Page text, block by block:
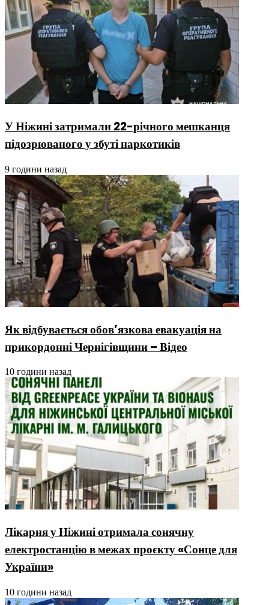
У Ніжині затримали 22-річного мешканця
підозрюваного у збуті наркотиків
9 години назад
Як відбувається обов’язкова евакуація на
прикордонні Чернігівщини – Відео
10 години назад
Лікарня у Ніжині отримала сонячну
електростанцію в межах проєкту «Сонце для
України»
10 години назад